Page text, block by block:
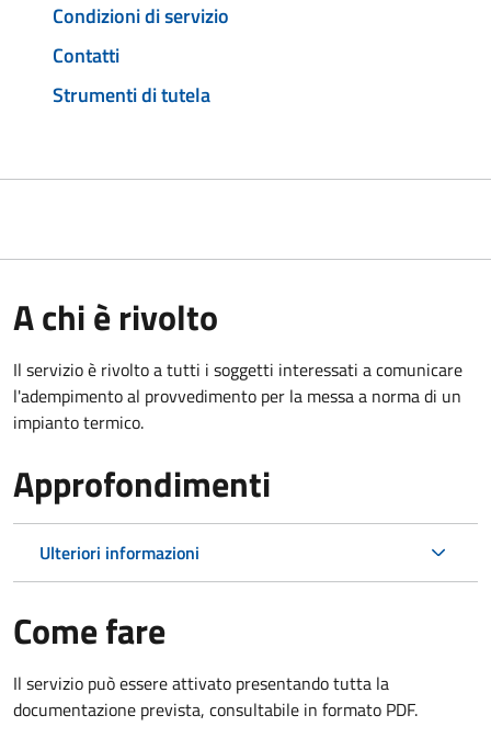
Condizioni di servizio
Contatti
Strumenti di tutela
A chi è rivolto
Il servizio è rivolto a tutti i soggetti interessati a comunicare
l'adempimento al provvedimento per la messa a norma di un
impianto termico.
Approfondimenti
Ulteriori informazioni
Come fare
Il servizio può essere attivato presentando tutta la
documentazione prevista, consultabile in formato PDF.